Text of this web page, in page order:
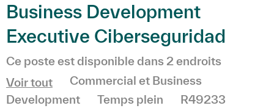
Business Development
Executive Ciberseguridad
Ce poste est disponible dans 2 endroits
Voir tout
Catégorie
Commercial et Business
Development
Temps plein
R49233